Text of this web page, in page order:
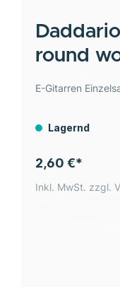
Daddario
round
E-Gitarren
Lagernd
2,60 €*
Inkl. MwSt. zzgl.